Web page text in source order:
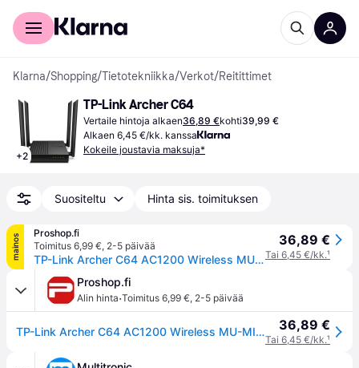
Kuluttajille
Klarna/Shopping/Tietotekniikka/Verkot/Reitittimet
+2
TP-Link Archer C64
Vertaile hintoja alkaen36,89 €kohti39,99 €
Alkaen 6,45 €/kk. kanssa
Kokeile joustavia maksuja*
Suositeltu Hinta sis. toimituksen
mainos
Proshop.fi
Toimitus 6,99 €, 2-5 päivää
TP-Link Archer C64 AC1200 Wireless MU-MIMO WiFi Router - Wireless router
36,89 €
Tai 6,45 €/kk.¹
Proshop.fi
Alin hinta·Toimitus 6,99 €, 2-5 päivää
TP-Link Archer C64 AC1200 Wireless MU-MIMO WiFi Router - Wireless router 36,89 €
Tai 6,45 €/kk.¹